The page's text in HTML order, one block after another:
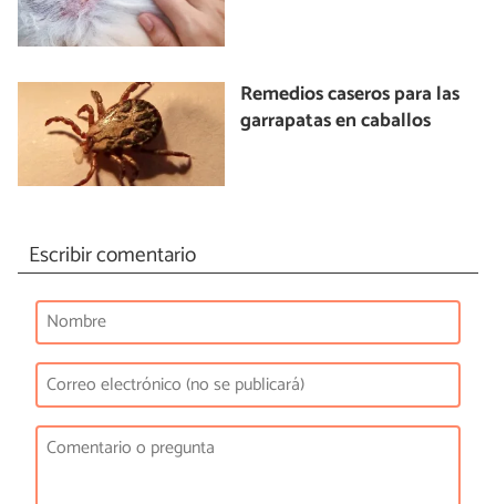
Remedios caseros para las
garrapatas en caballos
Escribir comentario